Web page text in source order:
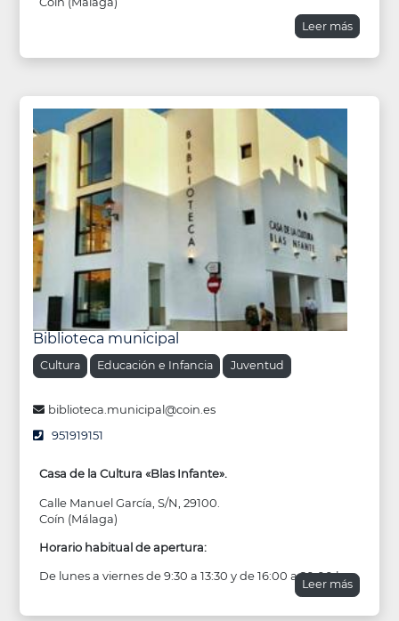
Leer más
Biblioteca municipal
Cultura Educación e Infancia Juventud
biblioteca.municipal@coin.es
951919151
Casa de la Cultura «Blas Infante».
Calle Manuel García, S/N, 29100.
Coín (Málaga)
Horario habitual de apertura:
De lunes a viernes de 9:30 a 13:30 y de 16:00 a 20:00 h.
Leer más